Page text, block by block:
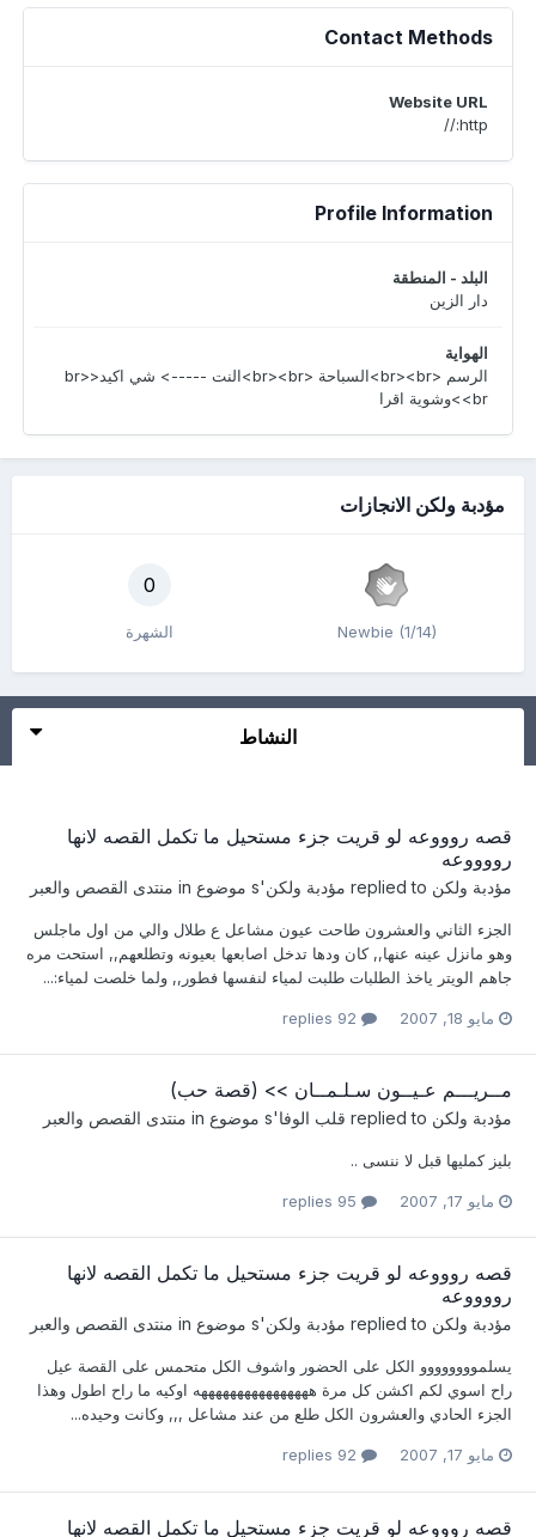
Contact Methods
Website URL
http://
Profile Information
البلد - المنطقة
دار الزين
الهواية
الرسم <br><br>السباحة <br><br>النت -----> شي اكيد<br>
<br>وشوية اقرا
مؤدبة ولكن الانجازات
Newbie (1/14)
0
الشهرة
النشاط
قصه روووعه لو قريت جزء مستحيل ما تكمل القصه لانها
رووووعه
مؤدبة ولكن مؤدبة ولكن's موضوع in منتدى القصص والعبر
الجزء الثاني والعشرون طاحت عيون مشاعل ع طلال والي من اول ماجلس
وهو مانزل عينه عنها,, كان ودها تدخل اصابعها بعيونه وتطلعهم,, استحت مره
جاهم الويتر ياخذ الطلبات طلبت لمياء لنفسها فطور,, ولما خلصت لمياء:...
مايو 18, 2007
مــريـــم عـيــون سـلـمــان >> (قصة حب)
مؤدبة ولكن قلب الوفا's موضوع in منتدى القصص والعبر
بليز كمليها قبل لا ننسى ..
مايو 17, 2007
قصه روووعه لو قريت جزء مستحيل ما تكمل القصه لانها
رووووعه
مؤدبة ولكن مؤدبة ولكن's موضوع in منتدى القصص والعبر
يسلموووووووو الكل على الحضور واشوف الكل متحمس على القصة عيل
راح اسوي لكم اكشن كل مرة ههههههههههههههههه اوكيه ما راح اطول وهذا
الجزء الحادي والعشرون الكل طلع من عند مشاعل ,,, وكانت وحيده...
مايو 17, 2007
قصه روووعه لو قريت جزء مستحيل ما تكمل القصه لانها